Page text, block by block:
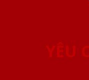
YÊU